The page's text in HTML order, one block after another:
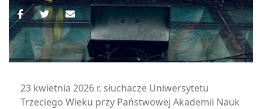
23 kwietnia 2026 r. słuchacze Uniwersytetu
Trzeciego Wieku przy Państwowej Akademii Nauk